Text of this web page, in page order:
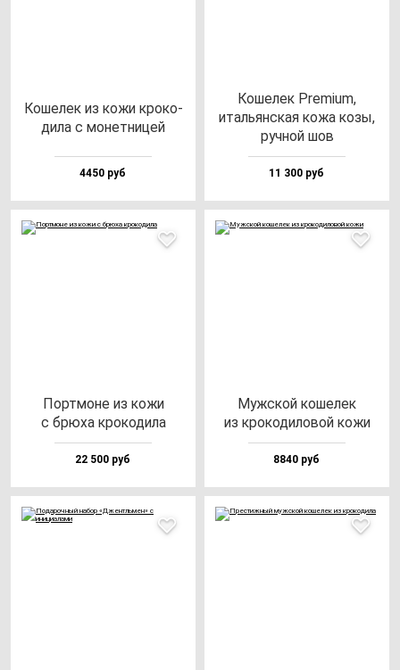
Коше­лек из ко­жи кро­ко­
ди­ла с мо­нет­ни­цей
4450 руб
Коше­лек Pre­mi­um,
италь­ян­ская ко­жа ко­зы,
руч­ной шов
11 300 руб
Пор­тмо­не из ко­жи
с брю­ха кро­ко­ди­ла
22 500 руб
Муж­ской ко­ше­лек
из кро­ко­ди­ло­вой ко­жи
8840 руб